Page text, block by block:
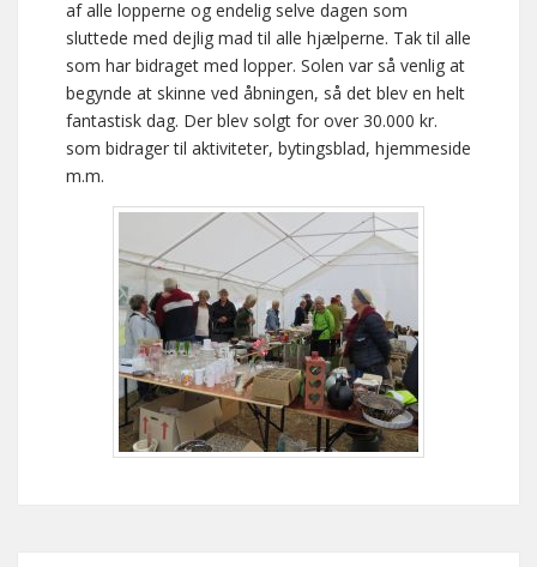
af alle lopperne og endelig selve dagen som
sluttede med dejlig mad til alle hjælperne. Tak til alle
som har bidraget med lopper. Solen var så venlig at
begynde at skinne ved åbningen, så det blev en helt
fantastisk dag. Der blev solgt for over 30.000 kr.
som bidrager til aktiviteter, bytingsblad, hjemmeside
m.m.